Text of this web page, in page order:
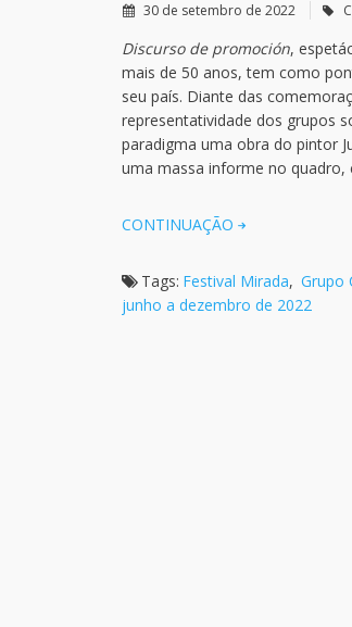
30 de setembro de 2022
Discurso de promoción,
mais de 50 anos, tem como
seu país. Diante das
representatividade dos grupos
paradigma uma obra do pintor
uma massa informe no
CONTINUAÇÃO
Tags: Festival Mirada, Grupo
junho a dezembro de 2022